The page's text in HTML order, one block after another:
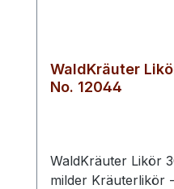
WaldKräuter
No. 12044
WaldKräuter Likör
milder Kräuterlikör